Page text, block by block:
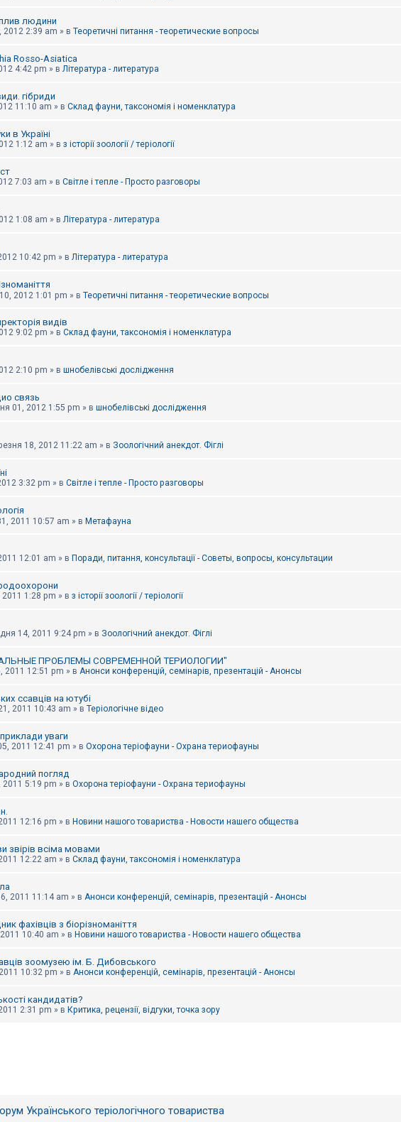
людини
2012 2:39 am » в Теоретичні питання - теоретические вопросы
Rosso-Asiatica
4:42 pm » в Література - литература
гібриди
11:10 am » в Склад фауни, таксономія і номенклатура
в Україні
1:12 am » в з історії зоології / теріології
7:03 am » в Світле і тепле - Просто разговоры
1:08 am » в Література - литература
10:42 pm » в Література - литература
2012 1:01 pm » в Теоретичні питання - теоретические вопросы
видів
9:02 pm » в Склад фауни, таксономія і номенклатура
2:10 pm » в шнобелівські дослідження
связь
01, 2012 1:55 pm » в шнобелівські дослідження
18, 2012 11:22 am » в Зоологічний анекдот. Фіглі
3:32 pm » в Світле і тепле - Просто разговоры
2011 10:57 am » в Метафауна
12:01 am » в Поради, питання, консультації - Советы, вопросы, консультации
2011 1:28 pm » в з історії зоології / теріології
14, 2011 9:24 pm » в Зоологічний анекдот. Фіглі
ПРОБЛЕМЫ СОВРЕМЕННОЙ ТЕРИОЛОГИИ"
2011 12:51 pm » в Анонси конференцій, семінарів, презентацій - Анонсы
ссавців на ютубі
2011 10:43 am » в Теріологічне відео
уваги
2011 12:41 pm » в Охорона теріофауни - Охрана териофауны
погляд
2011 5:19 pm » в Охорона теріофауни - Охрана териофауны
12:16 pm » в Новини нашого товариства - Новости нашего общества
звірів всіма мовами
12:22 am » в Склад фауни, таксономія і номенклатура
2011 11:14 am » в Анонси конференцій, семінарів, презентацій - Анонсы
фахівців з біорізноманіття
10:40 am » в Новини нашого товариства - Новости нашего общества
зоомузею ім. Б. Дибовського
10:32 pm » в Анонси конференцій, семінарів, презентацій - Анонсы
кандидатів?
2:31 pm » в Критика, рецензії, відгуки, точка зору
Українського теріологічного товариства